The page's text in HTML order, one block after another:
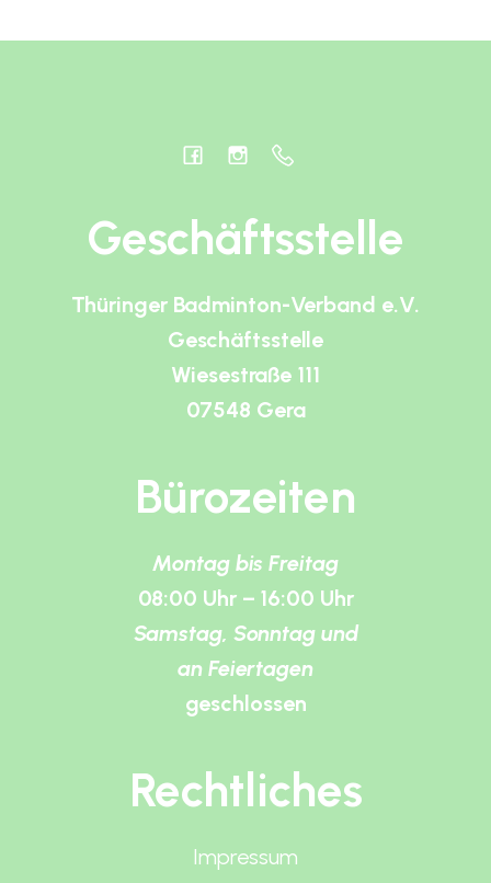
Geschäftsstelle
Thüringer Badminton-Verband e.V.
Geschäftsstelle
Wiesestraße 111
07548 Gera
Bürozeiten
Montag bis Freitag
08:00 Uhr – 16:00 Uhr
Samstag, Sonntag und
an Feiertagen
geschlossen
Rechtliches
Impressum